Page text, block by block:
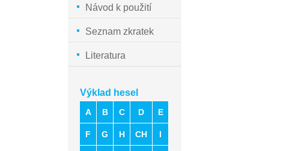
Návod k použití
Seznam zkratek
Literatura
Výklad hesel
A B C D E
F G H CH I